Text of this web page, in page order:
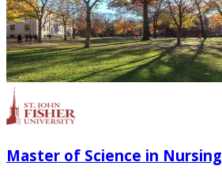
Master of Science in Nursing